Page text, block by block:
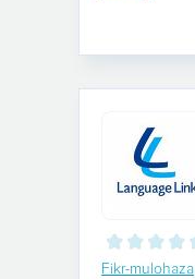
Fikr-mulohaza